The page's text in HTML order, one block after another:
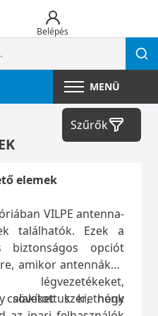
Belépés
MENÜ
elemek
VILPE antenna-
találhatók. Ezek a
biztonságos opciót
amikor antennákat,
szeretnénk
alakítottuk ki, hogy
Szűrők